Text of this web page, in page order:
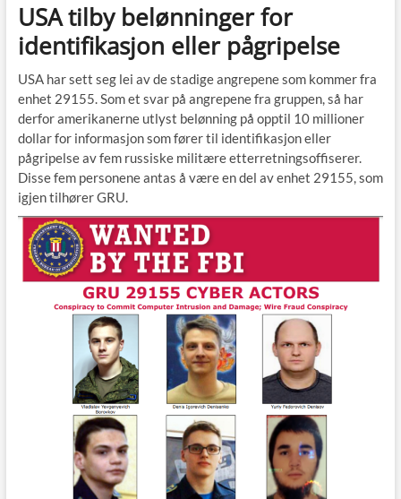
USA tilby belønninger for
identifikasjon eller pågripelse
USA har sett seg lei av de stadige angrepene som kommer fra
enhet 29155. Som et svar på angrepene fra gruppen, så har
derfor amerikanerne utlyst belønning på opptil 10 millioner
dollar for informasjon som fører til identifikasjon eller
pågripelse av fem russiske militære etterretningsoffiserer.
Disse fem personene antas å være en del av enhet 29155, som
igjen tilhører GRU.